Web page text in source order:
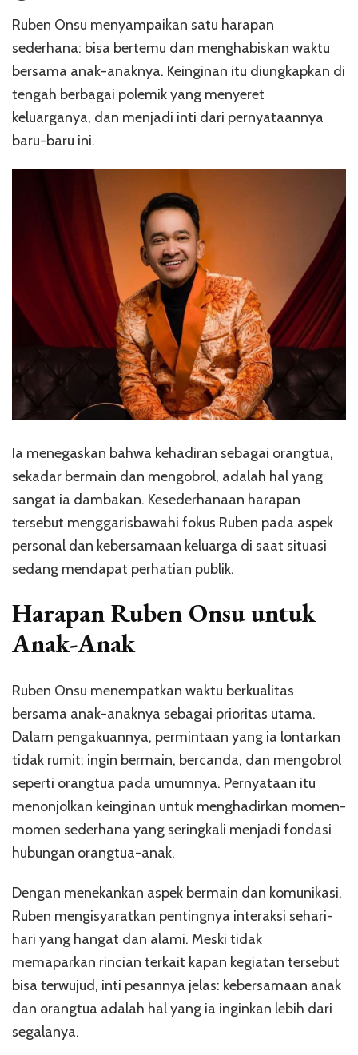
Ruben Onsu menyampaikan satu harapan
sederhana: bisa bertemu dan menghabiskan waktu
bersama anak-anaknya. Keinginan itu diungkapkan di
tengah berbagai polemik yang menyeret
keluarganya, dan menjadi inti dari pernyataannya
baru-baru ini.
Ia menegaskan bahwa kehadiran sebagai orangtua,
sekadar bermain dan mengobrol, adalah hal yang
sangat ia dambakan. Kesederhanaan harapan
tersebut menggarisbawahi fokus Ruben pada aspek
personal dan kebersamaan keluarga di saat situasi
sedang mendapat perhatian publik.
Harapan Ruben Onsu untuk
Anak-Anak
Ruben Onsu menempatkan waktu berkualitas
bersama anak-anaknya sebagai prioritas utama.
Dalam pengakuannya, permintaan yang ia lontarkan
tidak rumit: ingin bermain, bercanda, dan mengobrol
seperti orangtua pada umumnya. Pernyataan itu
menonjolkan keinginan untuk menghadirkan momen-
momen sederhana yang seringkali menjadi fondasi
hubungan orangtua-anak.
Dengan menekankan aspek bermain dan komunikasi,
Ruben mengisyaratkan pentingnya interaksi sehari-
hari yang hangat dan alami. Meski tidak
memaparkan rincian terkait kapan kegiatan tersebut
bisa terwujud, inti pesannya jelas: kebersamaan anak
dan orangtua adalah hal yang ia inginkan lebih dari
segalanya.